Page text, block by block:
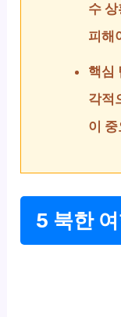
수
피해
핵심
각적
이
5 북한